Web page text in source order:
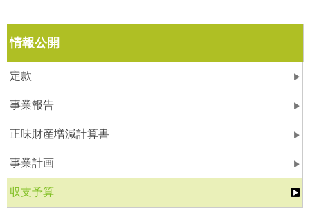
情報公開
定款
事業報告
正味財産増減計算書
事業計画
収支予算